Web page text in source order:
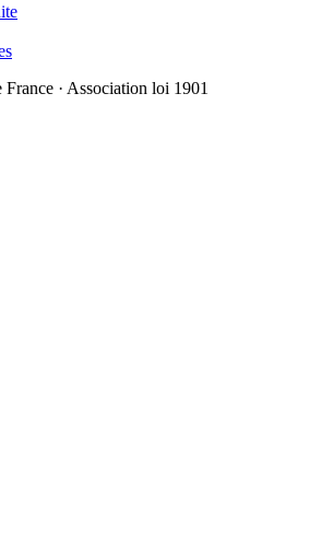
· Association loi 1901